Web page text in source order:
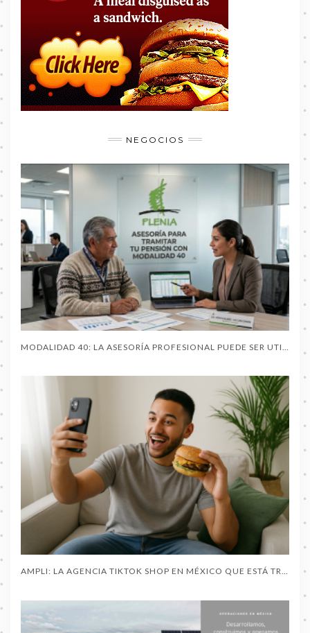
NEGOCIOS
AMPLI: LA AGENCIA TIKTOK SHOP EN MÉXICO QUE ESTÁ TRANSFORMANDO EL COMERCIO CON CREADORES DE CONTENIDO